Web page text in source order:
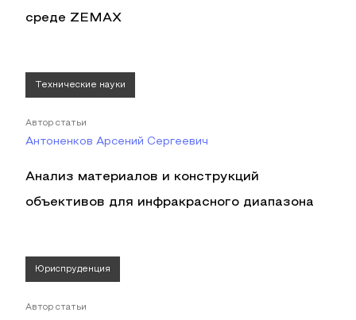
среде ZEMAX
Технические науки
Автор статьи
Антоненков Арсений Сергеевич
Анализ материалов и конструкций
объективов для инфракрасного диапазона
Юриспруденция
Автор статьи